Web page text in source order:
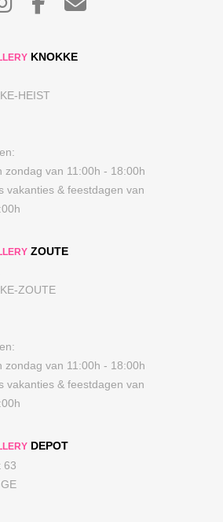
KNOKKE
HEIST
zondag van 11:00h - 18:00h
vakanties & feestdagen van
ZOUTE
ZOUTE
zondag van 11:00h - 18:00h
vakanties & feestdagen van
DEPOT
63